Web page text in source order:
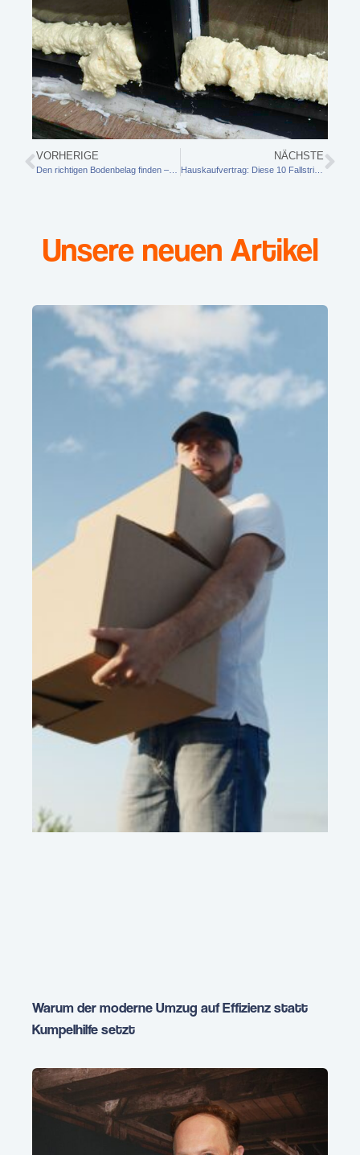
VORHERIGE NÄCHSTE
Hauskaufvertrag: Diese 10 Fallstricke müssen Sie kennen, bevor Sie unterschreiben
Unsere neuen Artikel
Warum der moderne Umzug auf Effizienz statt
Kumpelhilfe setzt